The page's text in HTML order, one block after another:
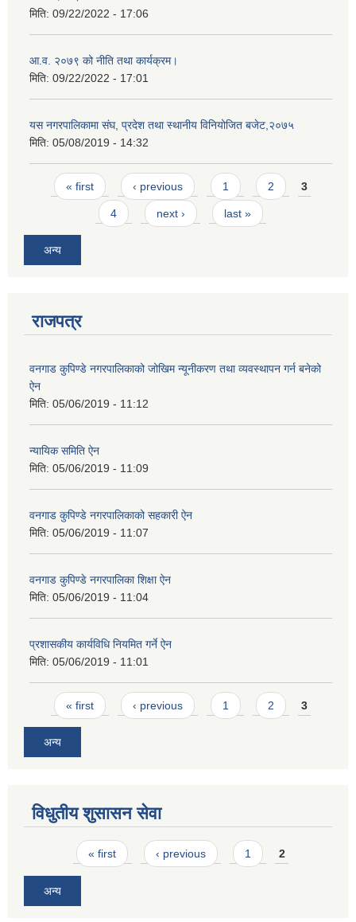
मिति: 09/22/2022 - 17:06
आ.व. २०७९ को नीति तथा कार्यक्रम।
मिति: 09/22/2022 - 17:01
यस नगरपालिकामा संघ, प्रदेश तथा स्थानीय विनियोजित बजेट,२०७५
मिति: 05/08/2019 - 14:32
Pages
« first ‹ previous 1 2 3
4 next › last »
अन्य
राजपत्र
वनगाड कुपिण्डे नगरपालिकाको जोखिम न्यूनीकरण तथा व्यवस्थापन गर्न बनेको
ऐन
मिति: 05/06/2019 - 11:12
न्यायिक समिति ऐन
मिति: 05/06/2019 - 11:09
वनगाड कुपिण्डे नगरपालिकाको सहकारी ऐन
मिति: 05/06/2019 - 11:07
वनगाड कुपिण्डे नगरपालिका शिक्षा ऐन
मिति: 05/06/2019 - 11:04
प्रशासकीय कार्यविधि नियमित गर्ने ऐन
मिति: 05/06/2019 - 11:01
Pages
« first ‹ previous 1 2 3
अन्य
विधुतीय शुसासन सेवा
Pages« first ‹ previous 1 2
अन्य